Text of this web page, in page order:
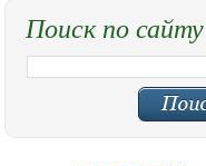
Поиск по сайту